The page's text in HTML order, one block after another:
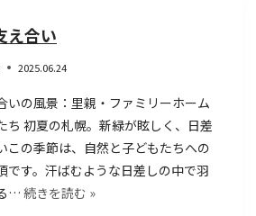
え合い
2025.06.24
いの風景：里親・ファミリーホーム
ち 初夏の札幌。新緑が眩しく、日差
この季節は、自然と子どもたちへの
です。汗ばむような日差しの中で羽
… 続きを読む »